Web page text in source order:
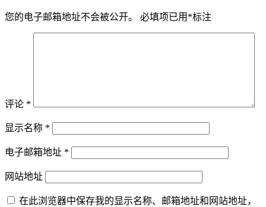
您的电子邮箱地址不会被公开。 必填项已用 *标注
评论 *
显示名称 *
电子邮箱地址 *
网站地址
在此浏览器中保存我的显示名称、邮箱地址和网站地址，